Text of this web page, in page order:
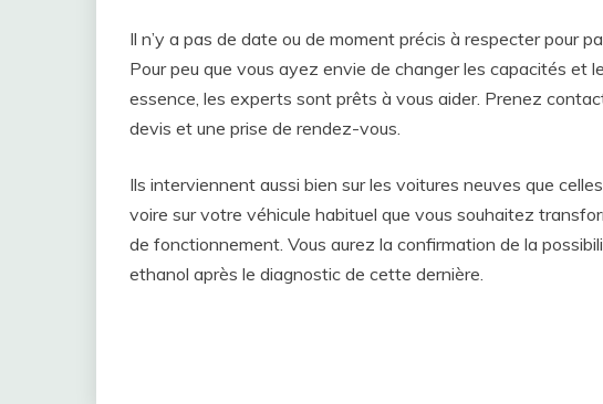
Il n’y a pas de date ou de moment précis à respecter pour
Pour peu que vous ayez envie de changer les capacités et
essence, les experts sont prêts à vous aider. Prenez
devis et une prise de rendez-vous.
Ils interviennent aussi bien sur les voitures neuves que
voire sur votre véhicule habituel que vous souhaitez
de fonctionnement. Vous aurez la confirmation de la
ethanol après le diagnostic de cette dernière.